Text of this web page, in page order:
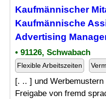
Kaufmännischer
Kaufmännische
Advertising
• 91126, Schwabach
Flexible Arbeitszeiten
[. .. ] und
Freigabe von fremd